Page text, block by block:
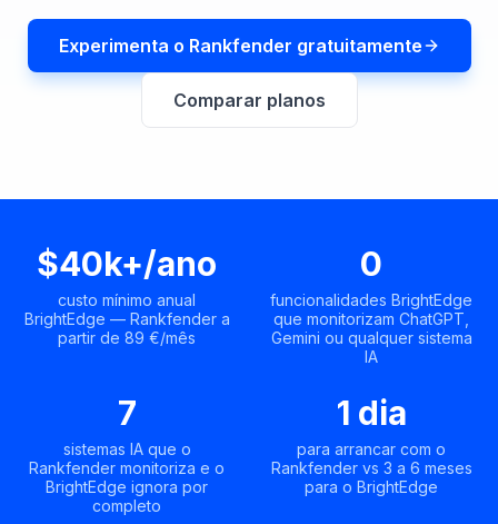
RAISA
e análises
Experimenta o Rankfender gratuitamente
Comparar planos
$40k+/ano
custo mínimo anual
BrightEdge — Rankfender a
partir de 89 €/mês
0
funcionalidades BrightEdge
que monitorizam ChatGPT,
Gemini ou qualquer sistema
IA
7
sistemas IA que o
Rankfender monitoriza e o
BrightEdge ignora por
completo
1 dia
para arrancar com o
Rankfender vs 3 a 6 meses
para o BrightEdge